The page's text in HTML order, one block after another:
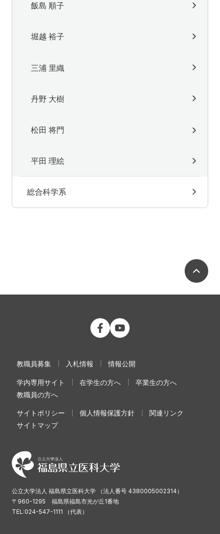
飯島 順子
堀越 裕子
三浦 里織
丹野 大樹
松田 将門
平田 理絵
総合科学系
公立大学法人 福島県立医科大学
教職員募集 入札情報 情報公開
学内専用サイト 在学生の方へ
卒業生の方へ
教職員の方へ
サイトポリシー 個人情報保護方針
関連リンク
サイトマップ
公立大学法人 福島県立医科大学 （法人番号 4380005002314）
〒960-1295 福島県福島市光が丘1番地
TEL:024-547-1111 （代表）